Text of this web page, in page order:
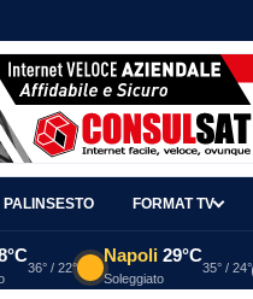
PALINSESTO FORMAT TV
36° / 22°
Napoli 29°C
Soleggiato
35° / 24°